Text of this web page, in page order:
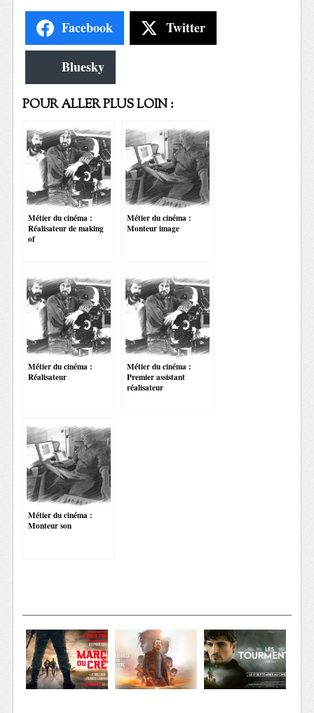
Facebook Twitter
Bluesky
POUR ALLER PLUS LOIN :
Métier du cinéma :
Réalisateur de making
of
Métier du cinéma :
Monteur image
Métier du cinéma :
Réalisateur
Métier du cinéma :
Premier assistant
réalisateur
Métier du cinéma :
Monteur son